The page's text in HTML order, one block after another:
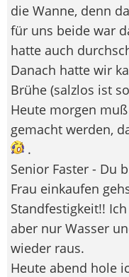
die Wanne, denn
für uns beide war
hatte auch
Danach hatte wir
Brühe (salzlos ist
Heute morgen
gemacht werden,
.
Senior Faster - Du
Frau einkaufen
Standfestigkeit!!
aber nur Wasser
wieder raus.
Heute abend hole